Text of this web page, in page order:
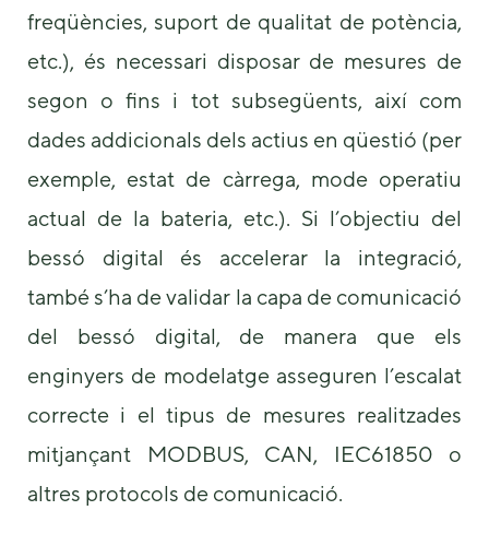
freqüències, suport de qualitat de potència,
etc.), és necessari disposar de mesures de
segon o fins i tot subsegüents, així com
dades addicionals dels actius en qüestió (per
exemple, estat de càrrega, mode operatiu
actual de la bateria, etc.). Si l’objectiu del
bessó digital és accelerar la integració,
també s’ha de validar la capa de comunicació
del bessó digital, de manera que els
enginyers de modelatge asseguren l’escalat
correcte i el tipus de mesures realitzades
mitjançant MODBUS, CAN, IEC61850 o
altres protocols de comunicació.